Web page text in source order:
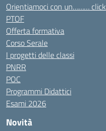
Orientiamoci con un……… click
PTOF
Offerta formativa
Corso Serale
I progetti delle classi
PNRR
POC
Programmi Didattici
Esami 2026
Novità